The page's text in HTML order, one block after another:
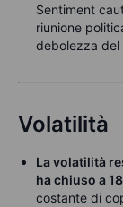
Sentiment
riunione
debolezza del
Volatilità
La volatilità
ha chiuso a
costante di